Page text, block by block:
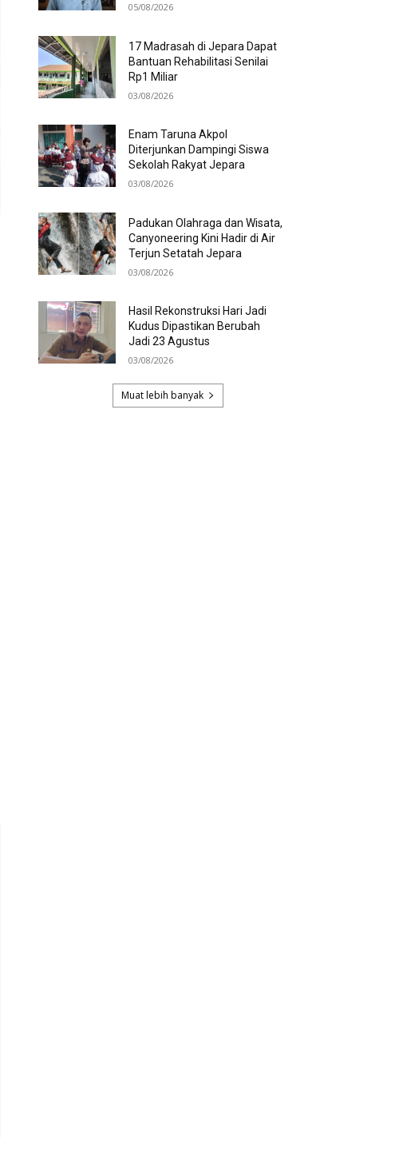
05/08/2026
17 Madrasah di Jepara Dapat
Bantuan Rehabilitasi Senilai
Rp1 Miliar
03/08/2026
Enam Taruna Akpol
Diterjunkan Dampingi Siswa
Sekolah Rakyat Jepara
03/08/2026
Padukan Olahraga dan Wisata,
Canyoneering Kini Hadir di Air
Terjun Setatah Jepara
03/08/2026
Hasil Rekonstruksi Hari Jadi
Kudus Dipastikan Berubah
Jadi 23 Agustus
03/08/2026
Muat lebih banyak